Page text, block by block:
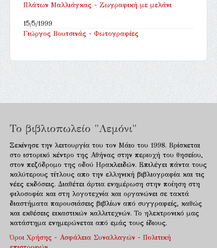
Πλάτων Μαλλιάγκας - Ζωγραφική με μελάνι
15/5/1999
Γιώργος Βουτσινάς - Φωτογραφίες
Το βιβλιοπωλείο "Λεμόνι"
Ξεκίνησε την λειτουργία του τον Μάιο του 1998. Βρίσκεται
στο ιστορικό κέντρο της Αθήνας στην περιοχή του θησείου,
στον πεζόδρομο της οδού Ηρακλειδών. Επιλέγει πάντα τους
καλύτερους τίτλους απο την ελληνική βιβλιογραφία και τις
νέες εκδόσεις. Διαθέτει άρτια ενημέρωση στην ποίηση στη
φιλοσοφία και στη λογοτεχνία και οργανώνει σε τακτά
διαστήματα παρουσιάσεις βιβλίων από συγγραφείς, καθώς
και εκθέσεις εικαστικών καλλιτεχνών. Το ηλεκτρονικό μας
κατάστημα ενημερώνεται από εμάς τους ίδιους.
Όροι Χρήσης - Ασφάλεια Συναλλαγών - Πολιτική